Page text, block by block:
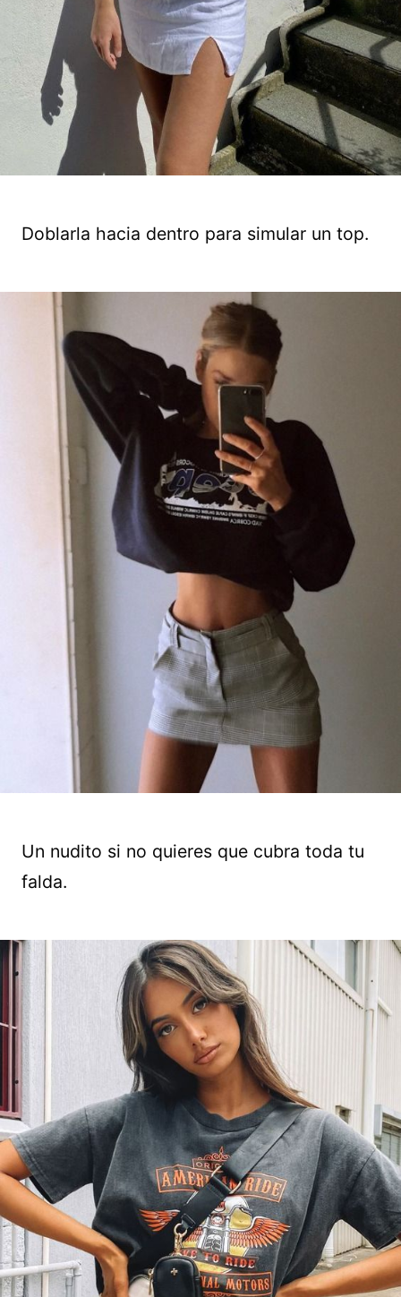
Doblarla hacia dentro para simular un top.
Un nudito si no quieres que cubra toda tu
falda.